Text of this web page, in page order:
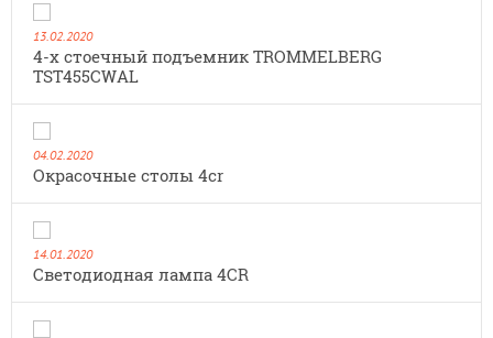
13.02.2020
4-х стоечный подъемник TROMMELBERG
TST455CWAL
04.02.2020
Окрасочные столы 4cr
14.01.2020
Cветодиодная лампа 4CR